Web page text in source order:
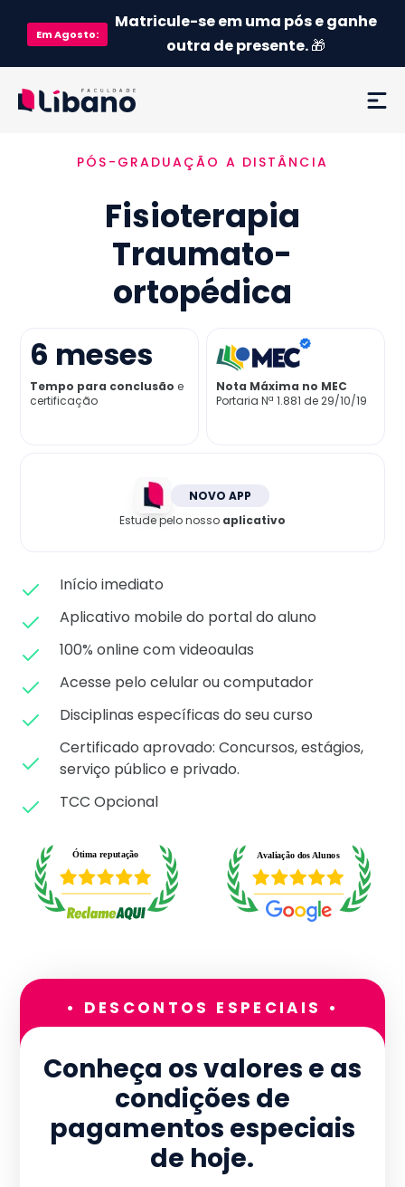
EmAgosto:
Matricule-se em uma pós e ganhe
outra de presente.🎁
Ementa
Como funciona
Credenciamento MEC
Já sou aluno
PÓS-GRADUAÇÃO A DISTÂNCIA
Fisioterapia
Traumato-
ortopédica
6 meses
Tempo para conclusão e
certificação
Nota Máxima no MEC
Portaria Nª 1.881 de 29/10/19
NOVO APP
Estude pelo nosso aplicativo
Início imediato
Aplicativo mobile do portal do aluno
100% online com videoaulas
Acesse pelo celular ou computador
Disciplinas específicas do seu curso
Certificado aprovado: Concursos, estágios,
serviço público e privado.
TCC Opcional
• DESCONTOS ESPECIAIS •
Conheça os valores e as
condições de
pagamentos especiais
de hoje.